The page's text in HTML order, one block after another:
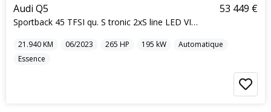
Audi Q5
Sportback 45 TFSI qu. S tronic 2xS line LED VIRTUA
53 449 €
21.940KM 06/2023 265 HP 195 kW
Automatique
Essence